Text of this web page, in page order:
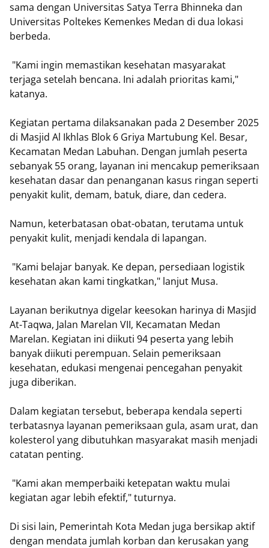
sama dengan Universitas Satya Terra Bhinneka dan
Universitas Poltekes Kemenkes Medan di dua lokasi
berbeda.
"Kami ingin memastikan kesehatan masyarakat
terjaga setelah bencana. Ini adalah prioritas kami,"
katanya.
Kegiatan pertama dilaksanakan pada 2 Desember 2025
di Masjid Al Ikhlas Blok 6 Griya Martubung Kel. Besar,
Kecamatan Medan Labuhan. Dengan jumlah peserta
sebanyak 55 orang, layanan ini mencakup pemeriksaan
kesehatan dasar dan penanganan kasus ringan seperti
penyakit kulit, demam, batuk, diare, dan cedera.
Namun, keterbatasan obat-obatan, terutama untuk
penyakit kulit, menjadi kendala di lapangan.
"Kami belajar banyak. Ke depan, persediaan logistik
kesehatan akan kami tingkatkan," lanjut Musa.
Layanan berikutnya digelar keesokan harinya di Masjid
At-Taqwa, Jalan Marelan VII, Kecamatan Medan
Marelan. Kegiatan ini diikuti 94 peserta yang lebih
banyak diikuti perempuan. Selain pemeriksaan
kesehatan, edukasi mengenai pencegahan penyakit
juga diberikan.
Dalam kegiatan tersebut, beberapa kendala seperti
terbatasnya layanan pemeriksaan gula, asam urat, dan
kolesterol yang dibutuhkan masyarakat masih menjadi
catatan penting.
"Kami akan memperbaiki ketepatan waktu mulai
kegiatan agar lebih efektif," tuturnya.
Di sisi lain, Pemerintah Kota Medan juga bersikap aktif
dengan mendata jumlah korban dan kerusakan yang